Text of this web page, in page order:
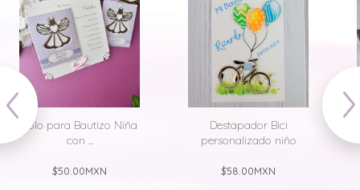
Bolo para Bautizo Niña
con ...
$50.00MXN
Destapador Bici
personalizado niño
$58.00MXN